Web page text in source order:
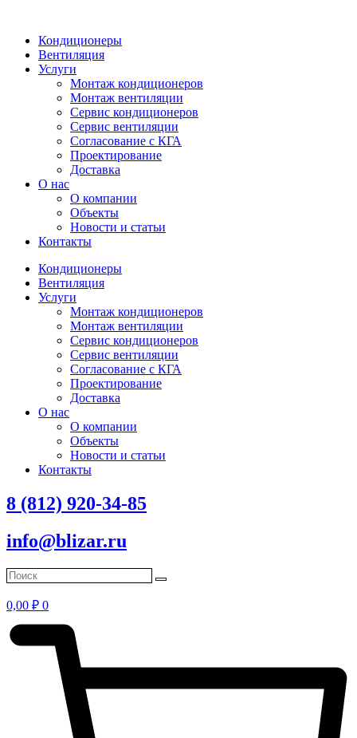
Кондиционеры
Вентиляция
Услуги
Монтаж кондиционеров
Монтаж вентиляции
Сервис кондиционеров
Сервис вентиляции
Согласование с КГА
Проектирование
Доставка
О нас
О компании
Объекты
Новости и статьи
Контакты
Кондиционеры
Вентиляция
Услуги
Монтаж кондиционеров
Монтаж вентиляции
Сервис кондиционеров
Сервис вентиляции
Согласование с КГА
Проектирование
Доставка
О нас
О компании
Объекты
Новости и статьи
Контакты
8 (812) 920-34-85
info@blizar.ru
0,00 ₽ 0